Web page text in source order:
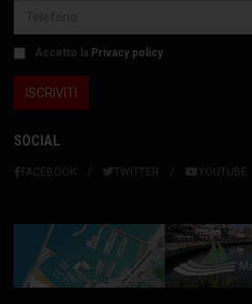
Accetto la Privacy policy
SOCIAL
FACEBOOK TWITTER YOUTUBE